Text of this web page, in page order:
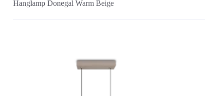
Hanglamp Donegal Warm Beige